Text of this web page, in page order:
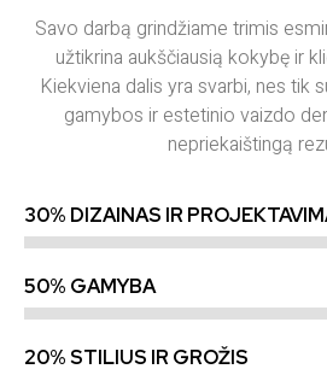
Savo darbą grindžiame trimis
užtikrina aukščiausią kokybę ir
Kiekviena dalis yra svarbi, nes tik
gamybos ir estetinio vaizdo
nepriekaištingą
30% DIZAINAS IR
50% GAMYBA
20% STILIUS IR GROŽIS